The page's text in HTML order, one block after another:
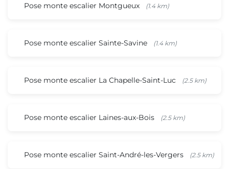
Pose monte escalier Montgueux (1.4 km)
Pose monte escalier Sainte-Savine (1.4 km)
Pose monte escalier La Chapelle-Saint-Luc (2.5 km)
Pose monte escalier Laines-aux-Bois (2.5 km)
Pose monte escalier Saint-André-les-Vergers (2.5 km)